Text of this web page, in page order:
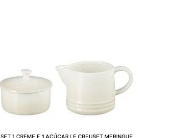
SET 1 CREME E 1 AÇÚCAR LE CREUSET MERINGUE